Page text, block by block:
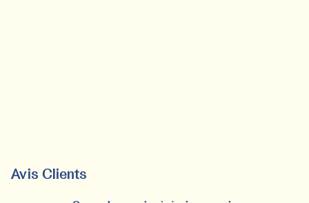
Avis Clients